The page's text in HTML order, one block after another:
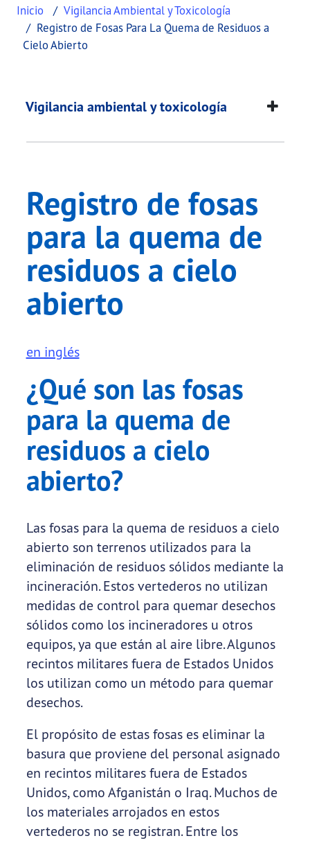
Inicio
Vigilancia Ambiental y Toxicología
Registro de Fosas Para La Quema de Residuos a
Cielo Abierto
Registro de fosas
This page provides information about Registro
Vigilancia ambiental y toxicología
Registro de fosas
para la quema de
residuos a cielo
abierto
en inglés
¿Qué son las fosas
para la quema de
residuos a cielo
abierto?
Las fosas para la quema de residuos a cielo
abierto son terrenos utilizados para la
eliminación de residuos sólidos mediante la
incineración. Estos vertederos no utilizan
medidas de control para quemar desechos
sólidos como los incineradores u otros
equipos, ya que están al aire libre. Algunos
recintos militares fuera de Estados Unidos
los utilizan como un método para quemar
desechos.
El propósito de estas fosas es eliminar la
basura que proviene del personal asignado
en recintos militares fuera de Estados
Unidos, como Afganistán o Iraq. Muchos de
los materiales arrojados en estos
vertederos no se registran. Entre los